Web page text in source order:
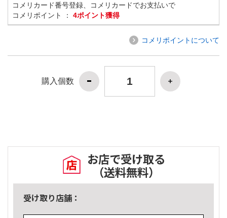
コメリカード番号登録、コメリカードでお支払いで
コメリポイント ： 4ポイント獲得
コメリポイントについて
購入個数
お店で受け取る
（送料無料）
受け取り店舗：